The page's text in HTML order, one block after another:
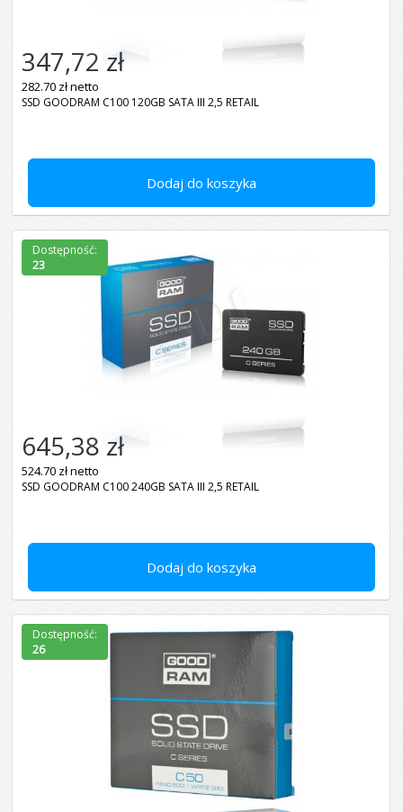
Dodaj do koszyka
347,72 zł
282.70 zł netto
SSD GOODRAM C100 120GB SATA III 2,5 RETAIL
Dodaj do koszyka
645,38 zł
524.70 zł netto
SSD GOODRAM C100 240GB SATA III 2,5 RETAIL
Dostępność:
23
Dostępność:
26